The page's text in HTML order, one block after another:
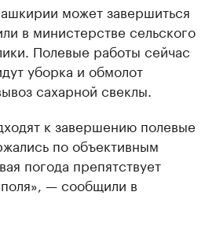
может завершиться
в министерстве сельского
Полевые работы сейчас
уборка и обмолот
сахарной свеклы.
к завершению полевые
по объективным
погода препятствует
— сообщили в